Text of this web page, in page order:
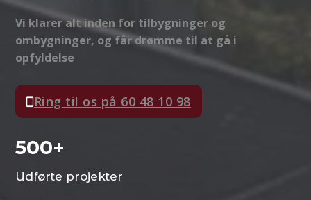
Vi klarer alt inden for tilbygninger og
ombygninger, og får drømme til at gå i
opfyldelse
Ring til os på 60 48 10 98
500+
Udførte projekter